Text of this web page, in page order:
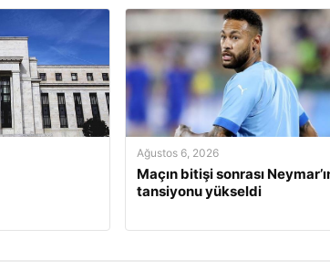
Ağustos 6, 2026
Maçın bitişi sonrası
tansiyonu yükseldi